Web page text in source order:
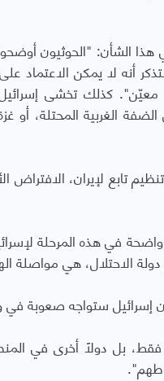
"الحوثيون أوضحوا
أنه لا يمكن الاعتماد
كذلك تخشى
المحتلة، أو غزة
تابع لإيران،
واضحة في هذه المرحلة
الاحتلال، هي
ستواجه صعوبة في
فقط، بل دولاً أخرى في